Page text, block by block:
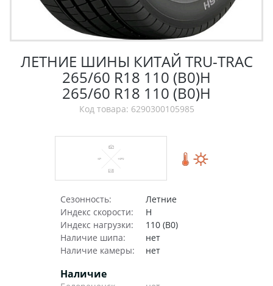
ЛЕТНИЕ ШИНЫ КИТАЙ TRU-TRAC
265/60 R18 110 (B0)H
265/60 R18 110 (B0)H
Код товара: 6290300105985
Сезонность:
Летние
Индекс скорости:
H
Индекс нагрузки:
110 (B0)
Наличие шипа:
нет
Наличие камеры:
нет
Наличие